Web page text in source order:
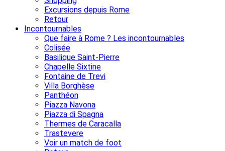
Excursions depuis Rome
Retour
Incontournables
Que faire à Rome ? Les incontournables
Colisée
Basilique Saint-Pierre
Chapelle Sixtine
Fontaine de Trevi
Villa Borghèse
Panthéon
Piazza Navona
Piazza di Spagna
Thermes de Caracalla
Trastevere
Voir un match de foot